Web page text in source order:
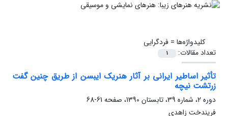
کلیدواژه‌ها =فردگرایی
تعداد مقالات:
1
تأثیر اساطیر ایرانی بر آثار هنریک ایبسن از طریق چنین گفت
زرتشت نیچه
دوره 2، شماره 39، تابستان 1390، صفحه
61-68
فریندخت زاهدی